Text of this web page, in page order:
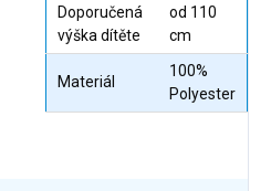
Doporučená
výška dítěte
od 110
cm
Materiál
100%
Polyester